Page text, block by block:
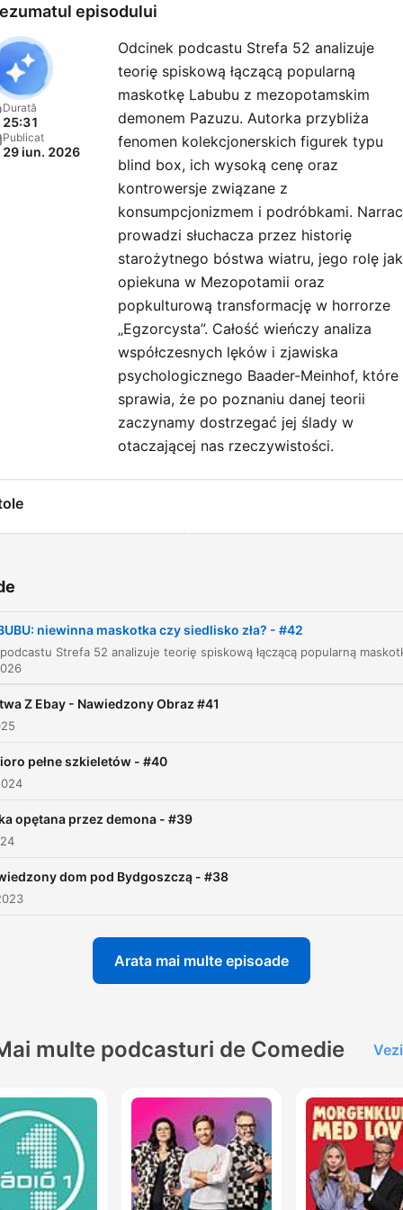
episodului
Durată
25:31
Publicat
29 iun. 2026
Odcinek podcastu Strefa 52 analizuje
teorię spiskową łączącą popularną
maskotkę Labubu z mezopotamskim
demonem Pazuzu. Autorka przybliża
fenomen kolekcjonerskich figurek typu
blind box, ich wysoką cenę oraz
kontrowersje związane z
konsumpcjonizmem i podróbkami.
prowadzi słuchacza przez historię
starożytnego bóstwa wiatru, jego rolę
opiekuna w Mezopotamii oraz
popkulturową transformację w horrorze
„Egzorcysta”. Całość wieńczy analiza
współczesnych lęków i zjawiska
psychologicznego Baader-Meinhof, które
sprawia, że po poznaniu danej teorii
zaczynamy dostrzegać jej ślady w
otaczającej nas rzeczywistości.
Wstęp do Strefy 52
00:03:44 Rynek podróbek i popularność maskotki
00:05:59
00:08:00
00:10:01 Historia Rolanda Doe i inspiracja dla Egzorcysty
00:18:31
Analiza podobieństw Labubu do Pazuzu w
Żart firmy Popmart z okazji Prima Aprilis
Teorie o przepowiadaniu przyszłości przez
Fă clic pe un capitol pentru a merge direct la acel moment
importante
Labubu zostało ogłoszone ostatecznym wcieleniem
konsumpcjonizmu.
00:02:46 · Autorka wyjaśnia, dlaczego wysoka cena maskotki
budzi tak duże emocje wśród kupujących.
niewinna maskotka czy siedlisko zła? - #42
Z Ebay - Nawiedzony Obraz #41
pełne szkieletów - #40
opętana przez demona - #39
dom pod Bydgoszczą - #38
Arata mai multe episoade
multe podcasturi de Comedie